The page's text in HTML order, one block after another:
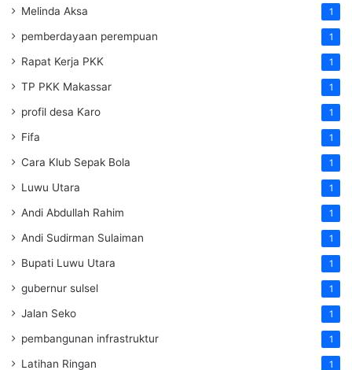
Melinda Aksa 1
pemberdayaan perempuan 1
Rapat Kerja PKK 1
TP PKK Makassar 1
profil desa Karo 1
Fifa 1
Cara Klub Sepak Bola 1
Luwu Utara 1
Andi Abdullah Rahim 1
Andi Sudirman Sulaiman 1
Bupati Luwu Utara 1
gubernur sulsel 1
Jalan Seko 1
pembangunan infrastruktur 1
Latihan Ringan 1